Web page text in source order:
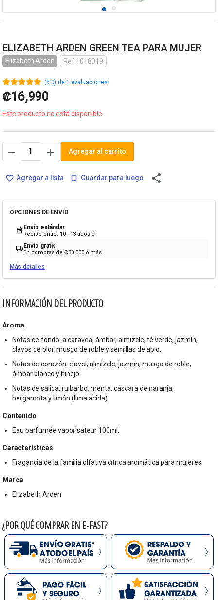
ELIZABETH ARDEN GREEN TEA PARA MUJER
Elizabeth Arden Ref.1018019
(5.0) de 1 evaluaciones
₡16,990
Este producto no está disponible.
remove add Agregar al carrito
favorite_border Agregar a lista bookmark_border Guardar para luego share
OPCIONES DE ENVÍO
calendar_month Envío estándar
Recibe entre: 10 - 13 agosto
local_shippingEnvío gratis
En compras de ₡30.000 o más
Más detalles
INFORMACIÓN DEL PRODUCTO
Aroma
Notas de fondo: alcaravea, ámbar, almizcle, té verde, jazmín,
clavos de olor, musgo de roble y semillas de apio.
Notas de corazón: clavel, almizcle, jazmín, musgo de roble,
ámbar blanco y hinojo.
Notas de salida: ruibarbo, menta, cáscara de naranja,
bergamota y limón (lima ácida).
Contenido
Eau parfumée vaporisateur 100ml.
Características
Fragancia de la familia olfativa cítrica aromática para mujeres.
Marca
Elizabeth Arden.
¿POR QUÉ COMPRAR EN E-FAST?